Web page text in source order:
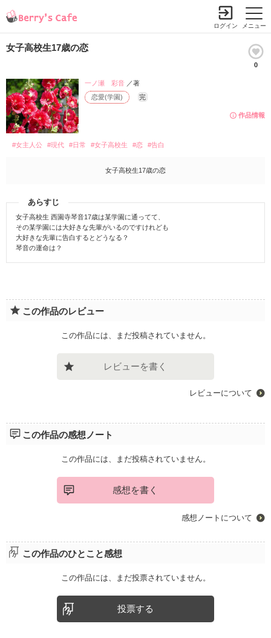
メニュー
ログイン
女子高校生17歳の恋
0
作品情報
恋愛(学園) 完
一ノ瀬 彩音 ／著
#女主人公 #現代 #日常 #女子高校生 #恋 #告白
女子高校生17歳の恋
あらすじ
女子高校生 西園寺琴音17歳は某学園に通ってて、
その某学園には大好きな先輩がいるのですけれども
大好きな先輩に告白するとどうなる？
琴音の運命は？
この作品のレビュー
この作品には、まだ投稿されていません。
レビューを書く
レビューについて
この作品の感想ノート
この作品には、まだ投稿されていません。
感想を書く
感想ノートについて
この作品のひとこと感想
この作品には、まだ投票されていません。
投票する